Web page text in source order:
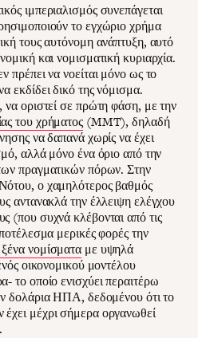
ιμπεριαλισμός συνεπάγεται
το εγχώριο χρήμα
τους αυτόνομη ανάπτυξη, αυτό
και νομισματική κυριαρχία.
πρέπει να νοείται μόνο ως το
εκδίδει δικό της νόμισμα.
οριστεί σε πρώτη φάση, με την
του χρήματος(MMT), δηλαδή
να δαπανά χωρίς να έχει
αλλά μόνο ένα όριο από την
πραγματικών πόρων. Στην
ο χαμηλότερος βαθμός
αντανακλά την έλλειψη ελέγχου
(που συχνά κλέβονται από τις
μερικές φορές την
νομίσματα με υψηλά
οικονομικού μοντέλου
το οποίο ενισχύει περαιτέρω
δολάρια ΗΠΑ, δεδομένου ότι το
μέχρι σήμερα οργανωθεί